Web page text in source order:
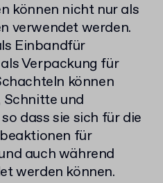
können nicht nur als
verwendet werden.
Einbandfür
Verpackung für
können
Schnitte und
dass sie sich für die
für
auch während
werden können.